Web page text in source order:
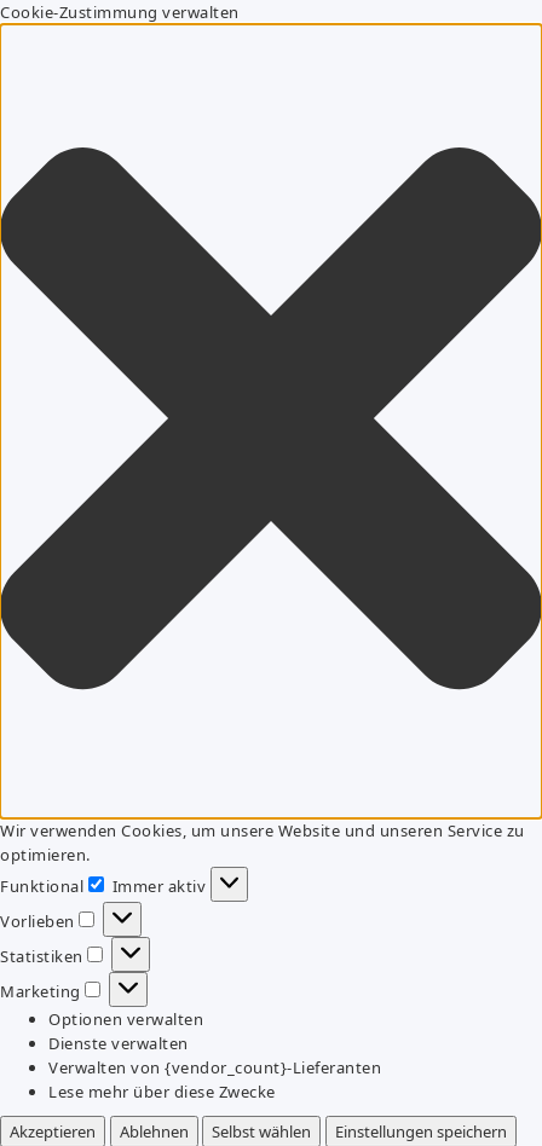
Cookie-Zustimmung verwalten
Wir verwenden Cookies, um unsere Website und unseren Service zu
optimieren.
Funktional
Funktional
Immer aktiv
Vorlieben
Vorlieben
Statistiken
Statistiken
Marketing
Marketing
Optionen verwalten
Dienste verwalten
Verwalten von {vendor_count}-Lieferanten
Lese mehr über diese Zwecke
Akzeptieren
Ablehnen Selbst wählen
Einstellungen speichern